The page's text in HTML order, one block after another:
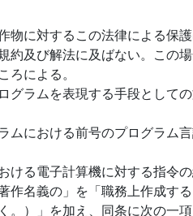
物に対するこの法律による保
約及び解法に及ばない。この
による。
ラムを表現する手段として
における前号のプログラム
る電子計算機に対する指令の
作名義の」を「職務上作成す
）」を加え、同条に次の一項